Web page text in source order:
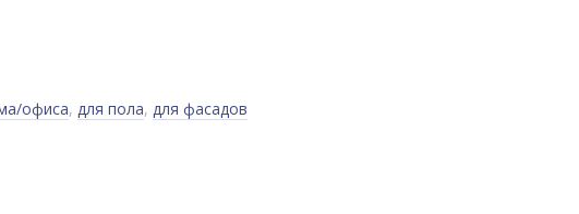
офиса, для пола, для фасадов